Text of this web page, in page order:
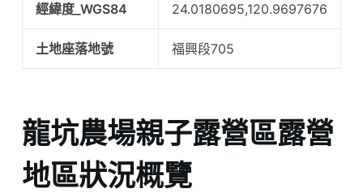
經緯度_WGS84 24.0180695,120.9697676
土地座落地號 福興段705
龍坑農場親子露營區露營
地區狀況概覽